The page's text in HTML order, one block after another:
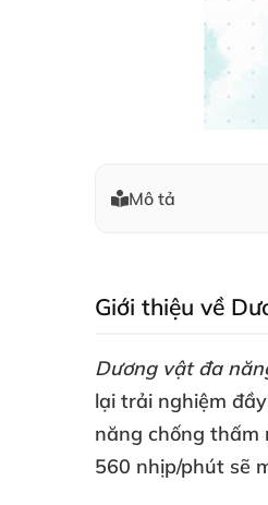
Mô tả
Giới thiệu về
Dương vật đa
lại trải nghiệm
năng chống thấm
560 nhịp/phút sẽ